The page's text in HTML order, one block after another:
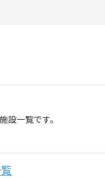
設一覧です。